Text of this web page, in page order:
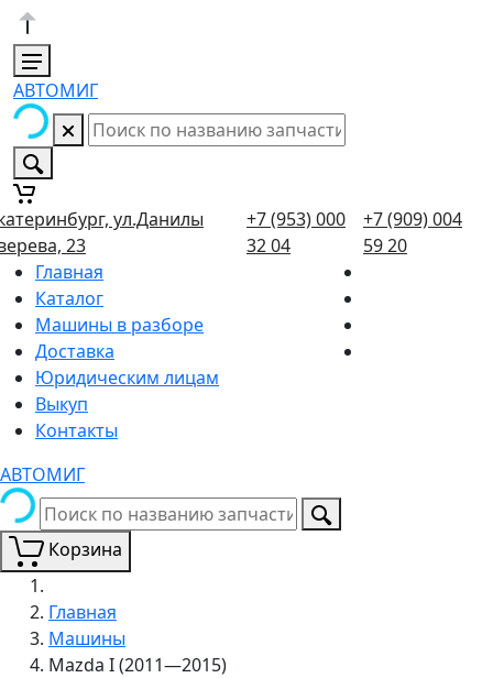
АВТОМИГ
ул.Данилы
23
+7 (953) 000
32 04
+7 (909) 004
59 20
Главная
Каталог
Машины в разборе
Доставка
Юридическим лицам
Выкуп
Контакты
АВТОМИГ
Корзина
Главная
Машины
Mazda I (2011—2015)